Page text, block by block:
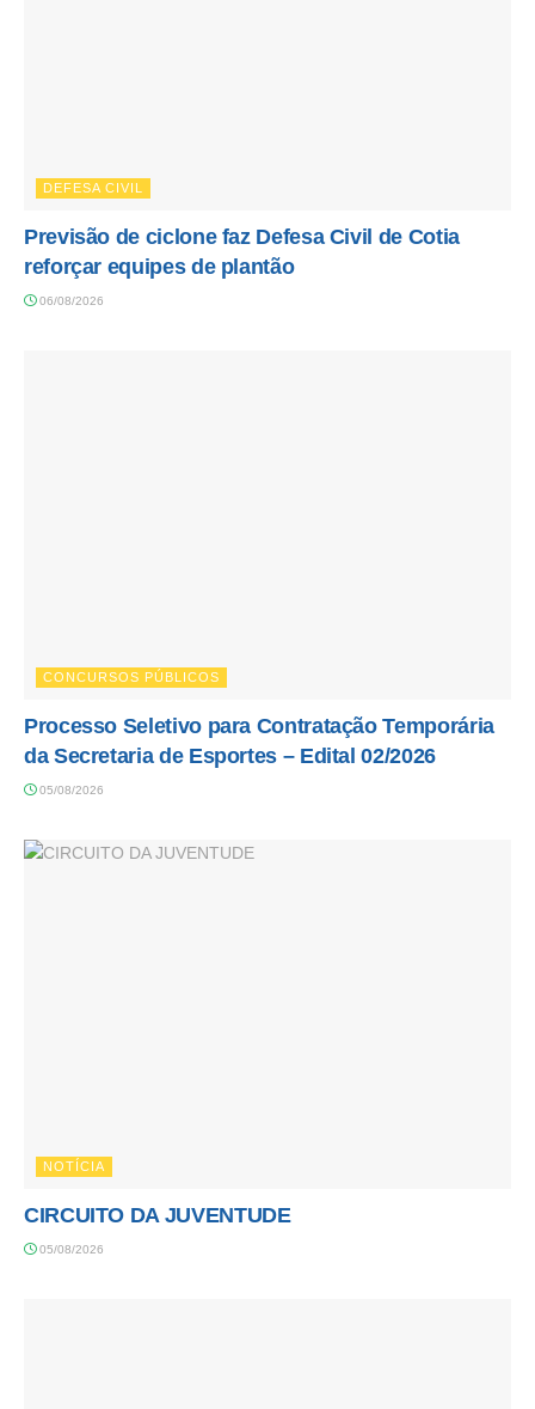
DEFESA CIVIL
Previsão de ciclone faz Defesa Civil de Cotia
reforçar equipes de plantão
06/08/2026
CONCURSOS PÚBLICOS
Processo Seletivo para Contratação Temporária
da Secretaria de Esportes – Edital 02/2026
05/08/2026
NOTÍCIA
CIRCUITO DA JUVENTUDE
05/08/2026